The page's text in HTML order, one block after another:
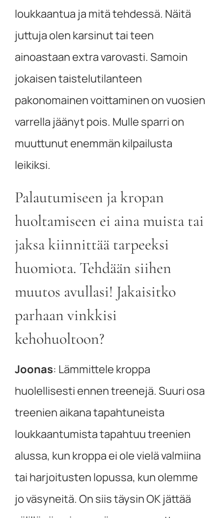
loukkaantua ja mitä tehdessä. Näitä
juttuja olen karsinut tai teen
ainoastaan extra varovasti. Samoin
jokaisen taistelutilanteen
pakonomainen voittaminen on vuosien
varrella jäänyt pois. Mulle sparri on
muuttunut enemmän kilpailusta
leikiksi.
Palautumiseen ja kropan
huoltamiseen ei aina muista tai
jaksa kiinnittää tarpeeksi
huomiota. Tehdään siihen
muutos avullasi! Jakaisitko
parhaan vinkkisi
kehohuoltoon?
Joonas: Lämmittele kroppa
huolellisesti ennen treenejä. Suuri osa
treenien aikana tapahtuneista
loukkaantumista tapahtuu treenien
alussa, kun kroppa ei ole vielä valmiina
tai harjoitusten lopussa, kun olemme
jo väsyneitä. On siis täysin OK jättää